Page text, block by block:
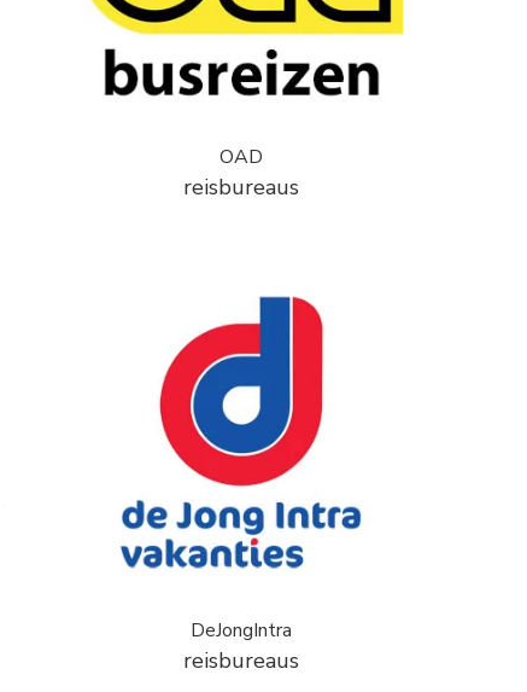
OAD
reisbureaus
DeJongIntra
reisbureaus